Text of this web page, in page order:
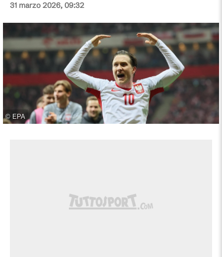
31 marzo 2026, 09:32
© EPA